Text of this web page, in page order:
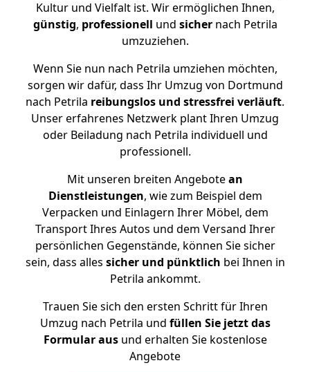
Kultur und Vielfalt ist. Wir ermöglichen Ihnen,
günstig, professionell und sichernach Petrila
umzuziehen.
Wenn Sie nun nach Petrila umziehen möchten,
sorgen wir dafür, dass Ihr Umzug von Dortmund
nach Petrila reibungslos und stressfrei verläuft.
Unser erfahrenes Netzwerk plant Ihren Umzug
oder Beiladung nach Petrila individuell und
professionell.
Mit unseren breiten Angebotean
Dienstleistungen, wie zum Beispiel dem
Verpacken und Einlagern Ihrer Möbel, dem
Transport Ihres Autos und dem Versand Ihrer
persönlichen Gegenstände, können Sie sicher
sein, dass alles sicher und pünktlich bei Ihnen in
Petrila ankommt.
Trauen Sie sich den ersten Schritt für Ihren
Umzug nach Petrila und füllen Sie jetzt das
Formular ausund erhalten Sie kostenlose
Angebote